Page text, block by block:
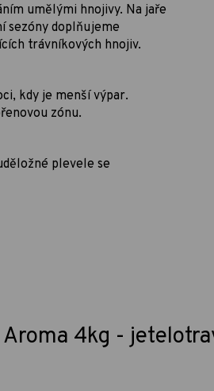
umělými hnojivy. Na jaře
sezóny doplňujeme
trávníkových hnojiv.
kdy je menší výpar.
zónu.
plevele se
Aroma 4kg -